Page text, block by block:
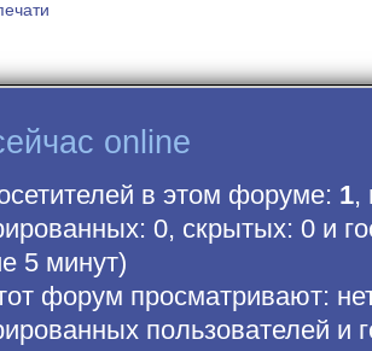
online
в этом форуме: 1,
0, скрытых: 0 и
5 минут)
форум просматривают:
пользователей и